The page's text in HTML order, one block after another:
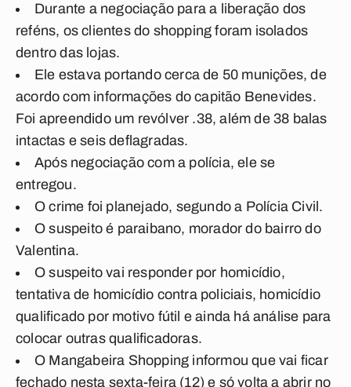
Durante a negociação para a liberação dos
reféns, osclientes do shopping foram isolados
dentro das lojas.
Ele estava portando cerca de 50 munições, de
acordo com informações do capitão Benevides.
Foi apreendido um revólver .38, além de 38 balas
intactas e seis deflagradas.
Após negociação com a polícia, ele se
entregou.
Ocrime foi planejado, segundo a Polícia Civil.
O suspeito é paraibano, morador do bairro do
Valentina.
O suspeito vai responder por homicídio,
tentativa de homicídio contra policiais, homicídio
qualificado por motivo fútil e ainda há análise para
colocar outras qualificadoras.
O Mangabeira Shopping informou que vai ficar
fechado nesta sexta-feira (12) e só volta a abrir no